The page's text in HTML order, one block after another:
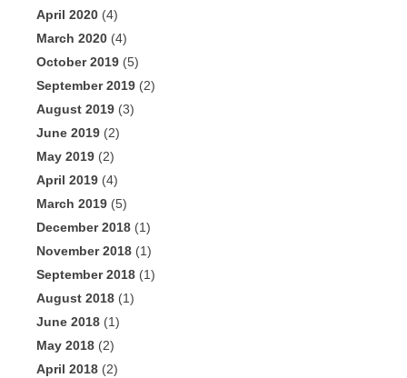
April 2020 (4)
March 2020 (4)
October 2019 (5)
September 2019 (2)
August 2019 (3)
June 2019 (2)
May 2019 (2)
April 2019 (4)
March 2019 (5)
December 2018 (1)
November 2018 (1)
September 2018 (1)
August 2018 (1)
June 2018 (1)
May 2018 (2)
April 2018 (2)